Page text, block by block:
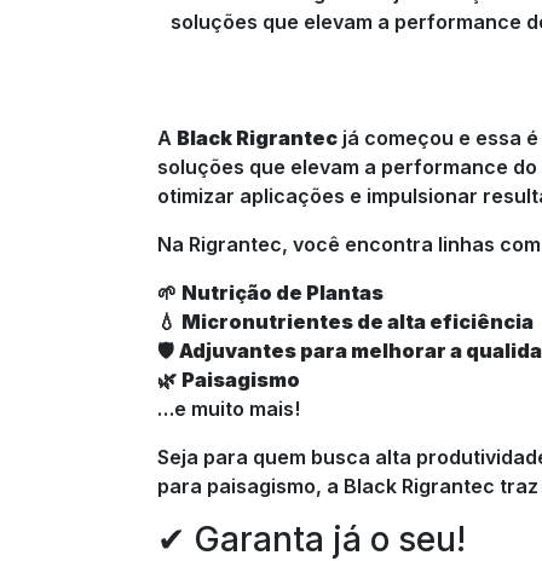
A Black Rigrantec já começou e essa
soluções que elevam a performance
otimizar aplicações e impulsionar
Na Rigrantec, você encontra linhas
🌱 Nutrição de Plantas
💧 Micronutrientes de alta eficiência
🛡 Adjuvantes para melhorar a
🌿 Paisagismo
…e muito mais!
Seja para quem busca alta
para paisagismo, a Black Rigrantec
✔ Garanta já o seu!